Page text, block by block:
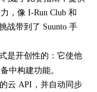
，像 I-Run Club 和
战带到了 Suunto 手
是开创性的：它使他
中构建功能。
云 API，并自动同步